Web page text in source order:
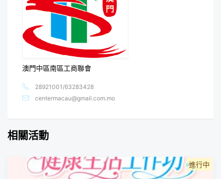
澳門中區南區工商聯會
28921001/63283428
centermacau@gmail.com.mo
相關活動
進行中